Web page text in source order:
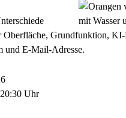
Grundfunktion, KI-
und E-Mail-Adresse.
Uhr